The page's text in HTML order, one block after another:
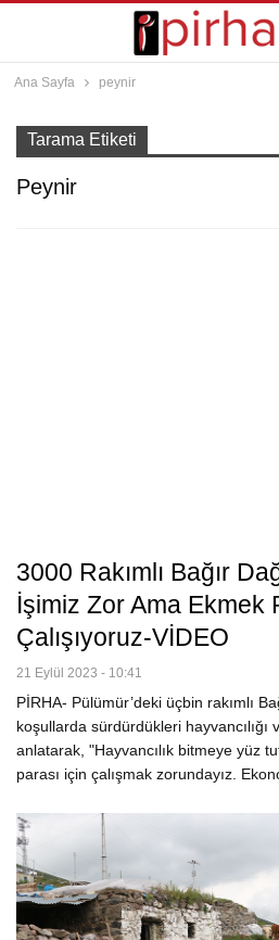
Ana Sayfa peynir
Tarama Etiketi
Peynir
3000 Rakımlı Bağır
İşimiz Zor Ama Ekmek
Çalışıyoruz-VİDEO
21 Eylül 2023 - 10:41
PİRHA- Pülümür’deki üçbin rakımlı
koşullarda sürdürdükleri hayvancılığı
anlatarak, "Hayvancılık bitmeye yüz
parası için çalışmak zorundayız.